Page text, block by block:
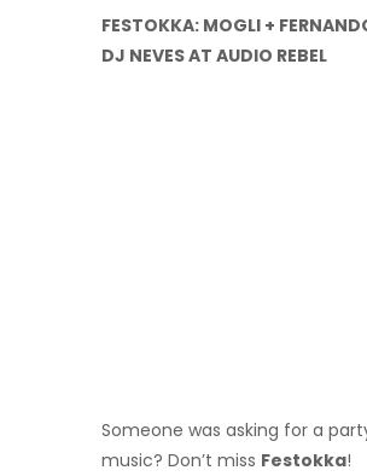
FESTOKKA: MOGLI +
DJ NEVES AT AUDIO REBEL
Someone was asking for a
music? Don’t miss Festokka!